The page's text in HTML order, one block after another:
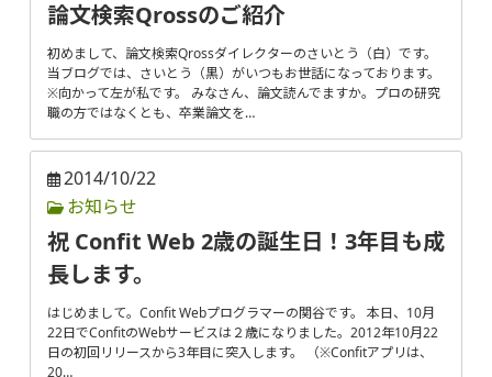
論文検索Qrossのご紹介
初めまして、論文検索Qrossダイレクターのさいとう（白）です。
当ブログでは、さいとう（黒）がいつもお世話になっております。
※向かって左が私です。 みなさん、論文読んでますか。プロの研究
職の方ではなくとも、卒業論文を…
2014/10/22
お知らせ
祝 Confit Web 2歳の誕生日！3年目も成
長します。
はじめまして。Confit Webプログラマーの関谷です。 本日、10月
22日でConfitのWebサービスは２歳になりました。2012年10月22
日の初回リリースから3年目に突入します。 （※Confitアプリは、
20…